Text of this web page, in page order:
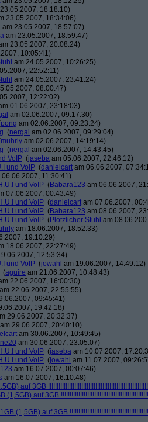
18:18:10)
23.05.2007, 18:34:06)
am 23.05.2007, 18:57:07)
am 23.05.2007, 18:59:47)
23.05.2007, 20:08:24)
10:05:41)
am 24.05.2007, 10:26:25)
22:52:11)
am 24.05.2007, 23:41:24)
08:00:47)
12:22:02)
01.06.2007, 23:18:03)
am 02.06.2007, 09:17:30)
pong am 02.06.2007, 09:23:24)
(nergal am 02.06.2007, 09:29:04)
muhrly am 02.06.2007, 14:19:14)
(nergal am 02.06.2007, 14:43:45)
VoIP (jaseba am 05.06.2007, 22:46:12)
und VoIP (danielcart am 06.06.2007,
06.06.2007, 11:30:41)
und VoIP (Babara123 am 06.06.2007,
07.06.2007, 00:43:49)
und VoIP (danielcart am 07.06.2007,
und VoIP (Babara123 am 08.06.2007,
und VoIP (Plötzlicher Stuhl am
am 18.06.2007, 18:52:33)
19:10:29)
18.06.2007, 22:27:49)
12:53:34)
und VoIP (jowahl am 19.06.2007, 14:49:12)
(aguire am 21.06.2007, 10:48:43)
22.06.2007, 16:00:30)
am 22.06.2007, 22:55:55)
09:45:41)
19:42:18)
29.06.2007, 20:32:37)
am 29.06.2007, 20:40:10)
am 30.06.2007, 10:49:45)
am 30.06.2007, 23:05:07)
und VoIP (jaseba am 10.07.2007,
und VoIP (jowahl am 11.07.2007,
am 16.07.2007, 00:07:46)
am 16.07.2007, 16:10:48)
auf 3GB
auf 3GB
(1,5GB) auf 3GB